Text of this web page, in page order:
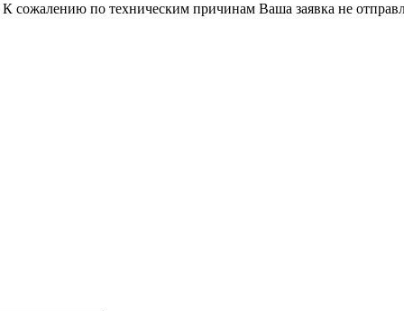
сожалению по техническим причинам Ваша заявка не